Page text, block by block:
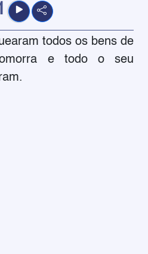
todos os bens de
e todo o seu